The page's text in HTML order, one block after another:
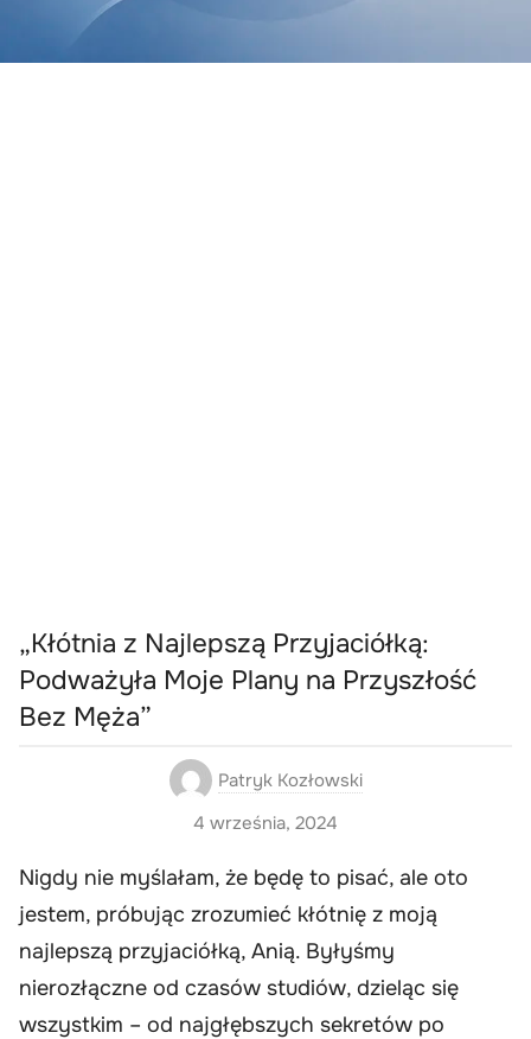
„Kłótnia z Najlepszą Przyjaciółką:
Podważyła Moje Plany na Przyszłość
Bez Męża”
Patryk Kozłowski
4 września, 2024
Nigdy nie myślałam, że będę to pisać, ale oto
jestem, próbując zrozumieć kłótnię z moją
najlepszą przyjaciółką, Anią. Byłyśmy
nierozłączne od czasów studiów, dzieląc się
wszystkim – od najgłębszych sekretów po